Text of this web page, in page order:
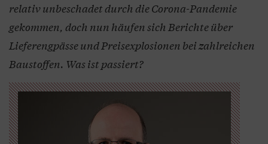
relativ unbeschadet durch die Corona-Pandemie
gekommen, doch nun häufen sich Berichte über
Lieferengpässe und Preisexplosionen bei zahlreichen
Baustoffen. Was ist passiert?